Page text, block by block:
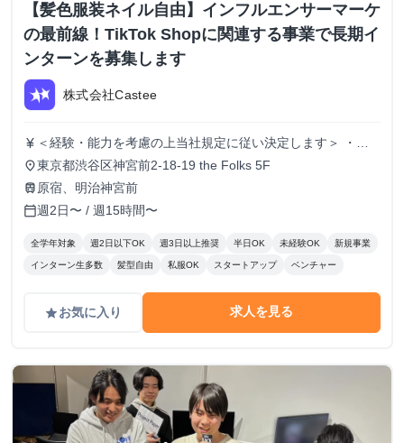
【髪色服装ネイル自由】インフルエンサーマーケ
の最前線！TikTok Shopに関連する事業で長期イ
ンターンを募集します
株式会社Castee
currency_yen ＜経験・能力を考慮の上当社規定に従い決定します＞ ・時
給1,250円〜 ・昇給：実績に応じて有
place東京都渋谷区神宮前2-18-19 the Folks 5F
train 原宿、明治神宮前
calendar_today週2日〜 / 週15時間〜
全学年対象 週2日以下OK 週3日以上推奨 半日OK 未経験OK 新規事業
インターン生多数 髪型自由 私服OK スタートアップ ベンチャー
gradeお気に入り 求人を見る